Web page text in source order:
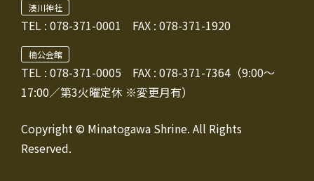
湊川神社
TEL : 078-371-0001 FAX : 078-371-1920
楠公会館
TEL : 078-371-0005 FAX : 078-371-7364（9:00～
17:00／第3火曜定休 ※変更月有）
Copyright © Minatogawa Shrine. All Rights
Reserved.